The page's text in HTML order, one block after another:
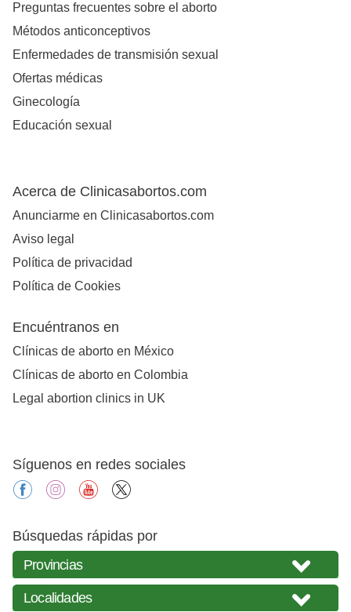
Preguntas frecuentes sobre el aborto
Métodos anticonceptivos
Enfermedades de transmisión sexual
Ofertas médicas
Ginecología
Educación sexual
Acerca de Clinicasabortos.com
Anunciarme en Clinicasabortos.com
Aviso legal
Política de privacidad
Política de Cookies
Encuéntranos en
Clínicas de aborto en México
Clínicas de aborto en Colombia
Legal abortion clinics in UK
Síguenos en redes sociales
facebookinstagramyoutube
Búsquedas rápidas por